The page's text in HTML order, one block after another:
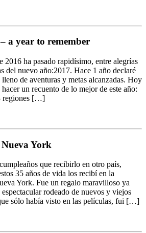
a year to remember
2016 ha pasado rapidísimo, entre alegrías
del nuevo año:2017. Hace 1 año declaré
de aventuras y metas alcanzadas. Hoy
un recuento de lo mejor de este año:
regiones […]
York
que recibirlo en otro país,
35 años de vida los recibí en la
York. Fue un regalo maravilloso ya
rodeado de nuevos y viejos
sólo había visto en las películas, fui […]